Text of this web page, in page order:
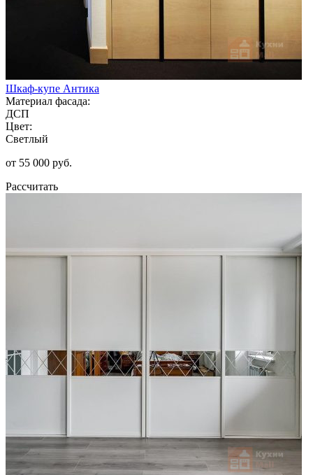
Шкаф-купе Антика
Материал фасада:
ДСП
Цвет:
Светлый
от 55 000 руб.
Рассчитать